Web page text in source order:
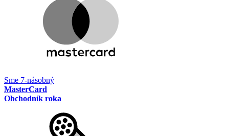
Sme 7-násobný
MasterCard
Obchodník roka